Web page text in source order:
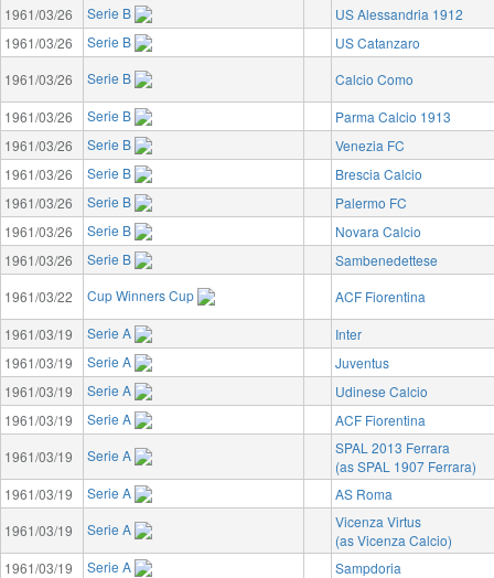
1961/03/26
Serie B
US Alessandria 1912
1961/03/26
Serie B
US Catanzaro
1961/03/26
Serie B
Calcio Como
1961/03/26
Serie B
Parma Calcio 1913
1961/03/26
Serie B
Venezia FC
1961/03/26
Serie B
Brescia Calcio
1961/03/26
Serie B
Palermo FC
1961/03/26
Serie B
Novara Calcio
1961/03/26
Serie B
Sambenedettese
1961/03/22
Cup Winners Cup
ACF Fiorentina
1961/03/19
Serie A
Inter
1961/03/19
Serie A
Juventus
1961/03/19
Serie A
Udinese Calcio
1961/03/19
Serie A
ACF Fiorentina
1961/03/19
Serie A
SPAL 2013 Ferrara
(as SPAL 1907 Ferrara)
1961/03/19
Serie A
AS Roma
1961/03/19
Serie A
Vicenza Virtus
(as Vicenza Calcio)
1961/03/19
Serie A
Sampdoria